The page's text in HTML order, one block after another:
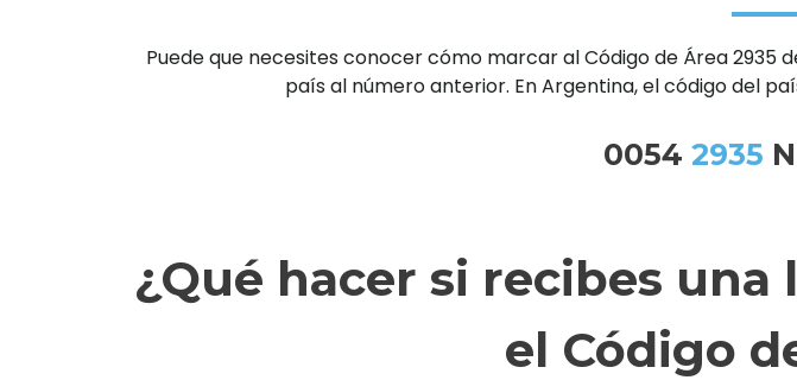
Puede que necesites conocer cómo marcar al Código de Área 2935
país al número anterior. En Argentina, el código del
0054 2935
¿Qué hacer si recibes
el Código